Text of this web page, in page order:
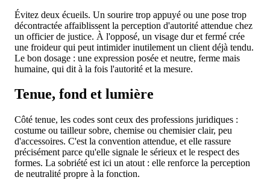
Évitez deux écueils. Un sourire trop appuyé ou une pose trop
décontractée affaiblissent la perception d'autorité attendue chez
un officier de justice. À l'opposé, un visage dur et fermé crée
une froideur qui peut intimider inutilement un client déjà tendu.
Le bon dosage : une expression posée et neutre, ferme mais
humaine, qui dit à la fois l'autorité et la mesure.
Tenue, fond et lumière
Côté tenue, les codes sont ceux des professions juridiques :
costume ou tailleur sobre, chemise ou chemisier clair, peu
d'accessoires. C'est la convention attendue, et elle rassure
précisément parce qu'elle signale le sérieux et le respect des
formes. La sobriété est ici un atout : elle renforce la perception
de neutralité propre à la fonction.